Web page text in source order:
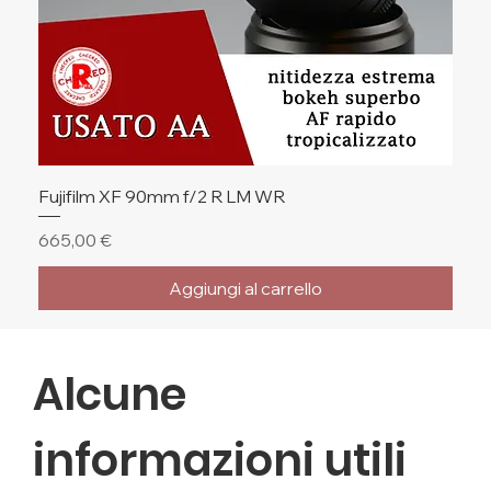
Alcune
informazioni utili
Fujifilm XF 90mm f/2 R LM WR
Prezzo
665,00 €
Aggiungi al carrello